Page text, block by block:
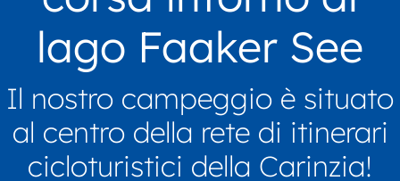
lago Faaker See
Il nostro campeggio è situato
al centro della rete di itinerari
cicloturistici della Carinzia!